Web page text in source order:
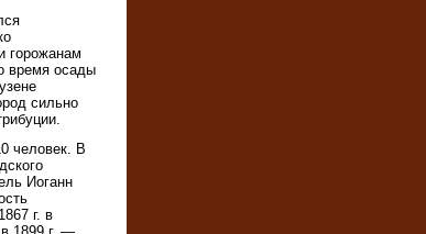
горожанам
время осады
сильно
человек. В
Иоганн
г. в